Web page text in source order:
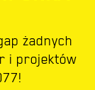
żadnych
i projektów